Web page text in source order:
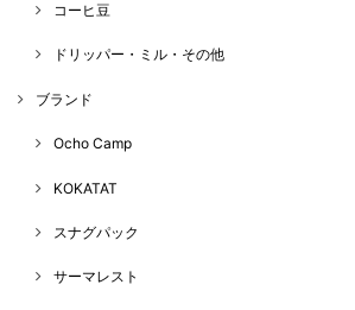
コーヒ豆
ドリッパー・ミル・その他
ブランド
Ocho Camp
KOKATAT
スナグパック
サーマレスト